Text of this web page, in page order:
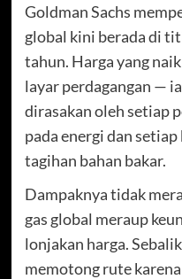
Goldman Sachs
global kini berada di
tahun. Harga yang
layar perdagangan —
dirasakan oleh setiap
pada energi dan
tagihan bahan bakar.
Dampaknya tidak
gas global meraup
lonjakan harga.
memotong rute